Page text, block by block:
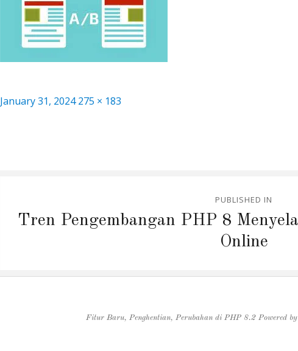
Posted
January 31, 2024 Full
275 × 183
navigation
PUBLISHED IN
Tren Pengembangan PHP 8
Online
Fitur Baru, Penghentian, Perubahan di PHP 8.2Powered by